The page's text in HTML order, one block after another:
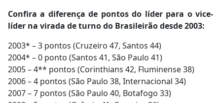
Confira a diferença de pontos do líder para o vice-
líder na virada de turno do Brasileirão desde 2003:
2003* – 3 pontos (Cruzeiro 47, Santos 44)
2004* – 0 ponto (Santos 41, São Paulo 41)
2005 – 4** pontos (Corinthians 42, Fluminense 38)
2006 – 4 pontos (São Paulo 38, Internacional 34)
2007 – 7 pontos (São Paulo 40, Botafogo 33)